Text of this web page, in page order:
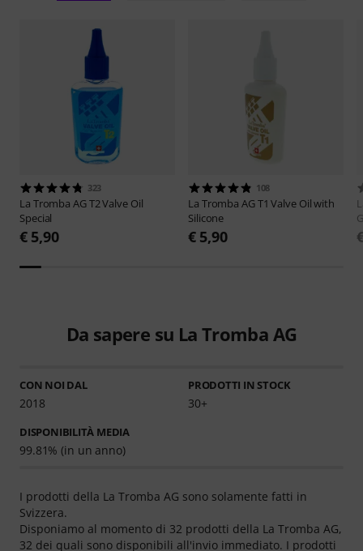
323
La Tromba AGT2 Valve Oil
Special
€ 5,90
108
La Tromba AGT1 Valve Oil with
Silicone
€ 5,90
Da sapere su La Tromba AG
CON NOI DAL
2018
PRODOTTI IN STOCK
30+
DISPONIBILITÀ MEDIA
99.81% (in un anno)
I prodotti della La Tromba AG sono solamente fatti in
Svizzera.
Disponiamo al momento di 32 prodotti della La Tromba AG,
32 dei quali sono disponibili all'invio immediato. I prodotti